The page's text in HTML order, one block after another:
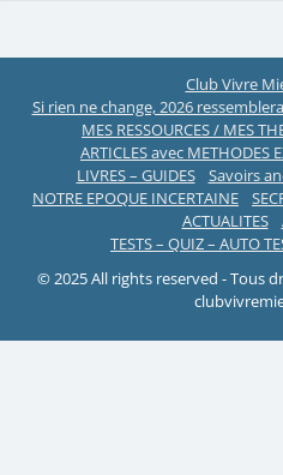
Club Vivre
Si rien ne change, 2026
MES RESSOURCES / MES
ARTICLES avec METHODES
LIVRES – GUIDES
Savoirs
NOTRE EPOQUE INCERTAINE
ACTUALITES
TESTS – QUIZ – AUTO
© 2025 All rights reserved - Tous